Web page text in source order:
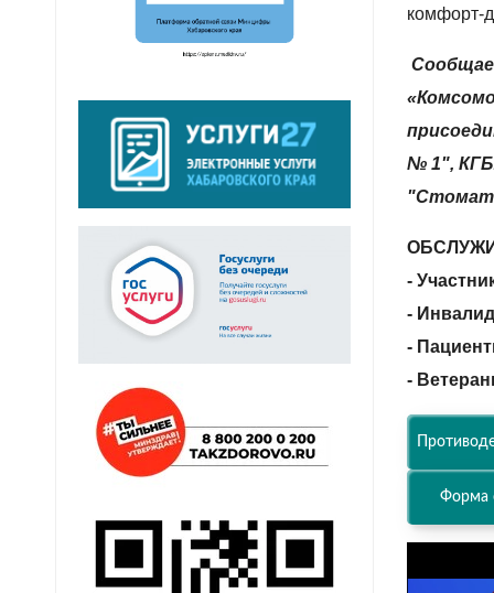
комфорт-
№ 1",
-
-
-
-
Форма